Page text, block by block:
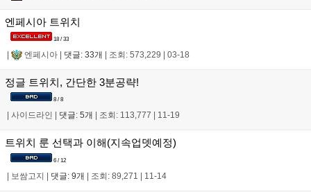
엔페시아 트위치
18 / 33
엔페시아 댓글: 33개 조회: 573,229 03-18
정글 트위치, 간단한 3분공략!
8 / 8
사이드라인 댓글: 5개 조회: 113,777 11-19
트위치 룬 선택과 이해(지속업뎃예정)
6 / 12
| 보쌈고지 | 댓글: 9개 | 조회: 89,271 | 11-14